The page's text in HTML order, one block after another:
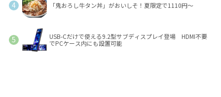
「鬼おろし牛タン丼」がおいしそ！夏限定で1110円～
USB-Cだけで使える9.2型サブディスプレイ登場 HDMI不要
でPCケース内にも設置可能